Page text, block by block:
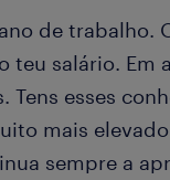
de trabalho.
salário. Em
esses
mais
sempre a